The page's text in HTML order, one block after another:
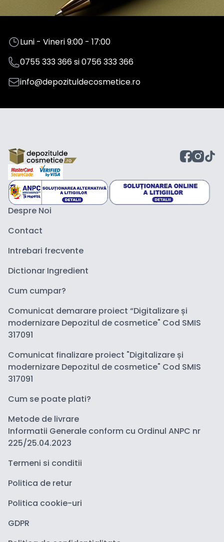
Luni - Vineri 9:00 - 17:00
0755 333 366si0756 333 366
info@depozituldecosmetice.ro
Despre Noi
Contact
Intrebari frecvente
Dictionar Ingredient
Cum cumpar?
Comunicat demarare proiect “Digitalizare și
modernizare Depozitul de cosmetice" Cod SMIS
317091
Comunicat finalizare proiect "Digitalizare și
modernizare Depozitul de cosmetice" Cod SMIS
317091
Cum se poate plati?
Metode de livrare
Informatii Generale conform cu Ordinul ANPC nr
225/25.04.2023
Termeni si conditii
Politica de retur
Politica cookie-uri
GDPR